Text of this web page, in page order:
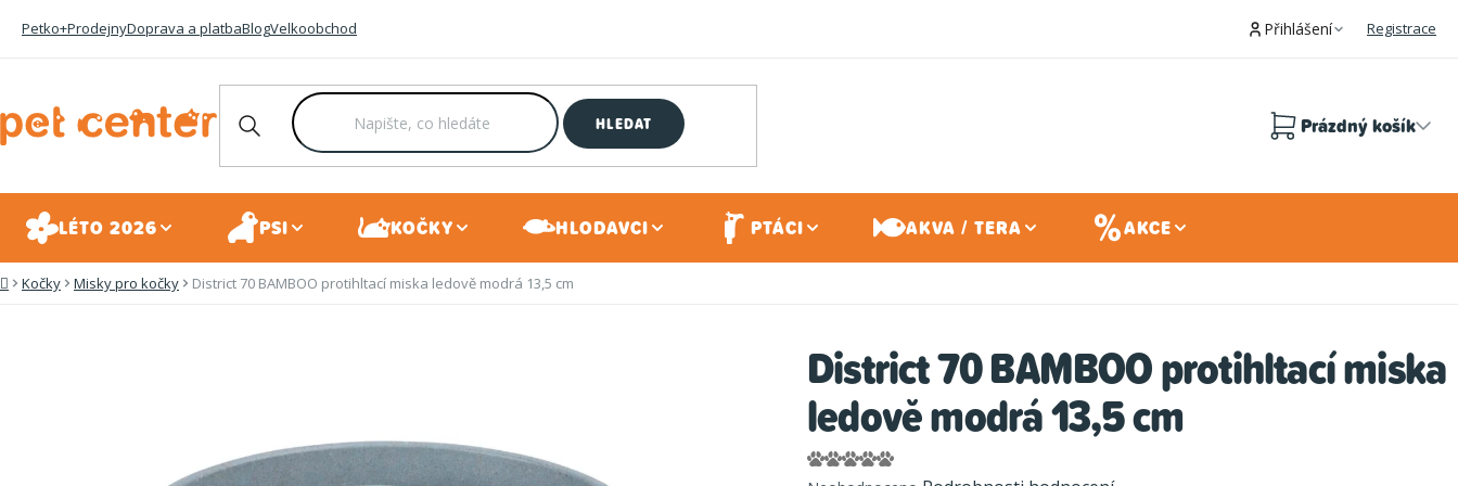
Petko+ProdejnyDoprava a platbaBlogVelkoobchod Přihlášení Registrace
HLEDAT Prázdný košík
LÉTO 2026 PSI KOČKY HLODAVCI PTÁCI AKVA / TERA AKCE
DomůKočky Misky pro kočky District 70 BAMBOO protihltací miska ledově modrá 13,5 cm
District 70 BAMBOO protihltací miska
ledově modrá 13,5 cm
Průměrné